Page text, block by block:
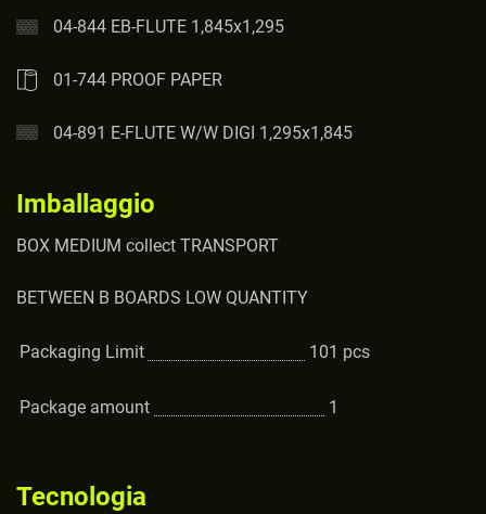
04-844 EB-FLUTE 1,845x1,295
01-744 PROOF PAPER
04-891 E-FLUTE W/W DIGI 1,295x1,845
Imballaggio
BOX MEDIUM collect TRANSPORT
BETWEEN B BOARDS LOW QUANTITY
Packaging Limit 101 pcs
Package amount 1
Tecnologia